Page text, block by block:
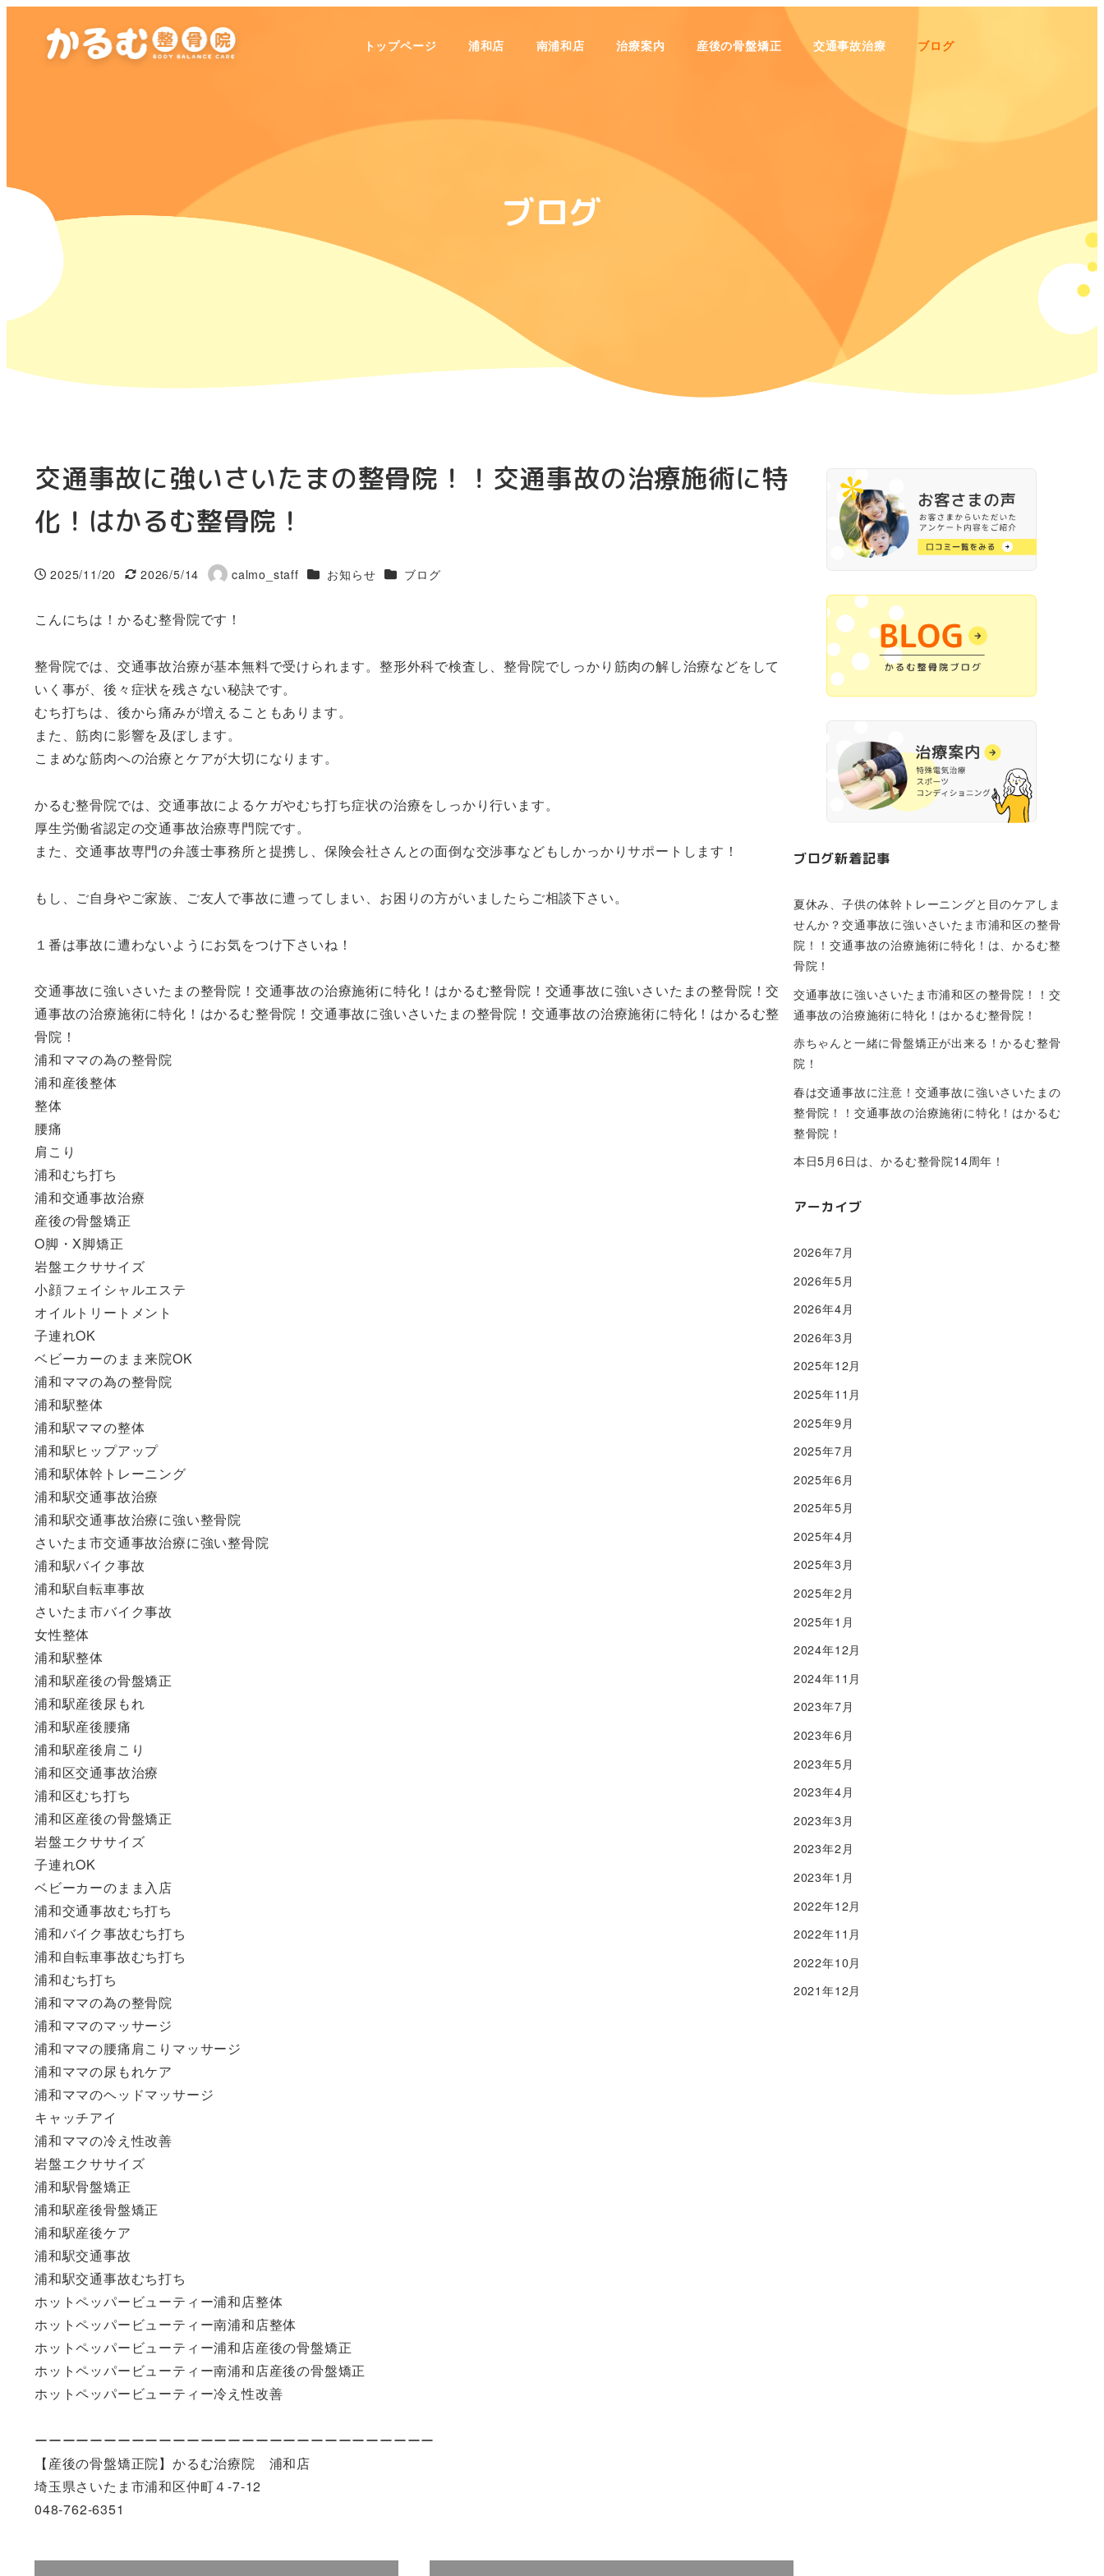
トップページ 浦和店 南浦和店 治療案内 産後の骨盤矯正 交通事故治療 ブログ
ブログ
交通事故に強いさいたまの整骨院！！交通事故の治療施術に特
化！はかるむ整骨院！
投稿日
2025/11/20
更新日
2026/5/14
著
calmo_staff カテゴリー
お知らせ カテゴリー
ブログ
こんにちは！かるむ整骨院です！
整骨院では、交通事故治療が基本無料で受けられます。整形外科で検査し、整骨院でしっかり筋肉の解し治療などをして
いく事が、後々症状を残さない秘訣です。
むち打ちは、後から痛みが増えることもあります。
また、筋肉に影響を及ぼします。
こまめな筋肉への治療とケアが大切になります。
かるむ整骨院では、交通事故によるケガやむち打ち症状の治療をしっかり行います。
厚生労働省認定の交通事故治療専門院です。
また、交通事故専門の弁護士事務所と提携し、保険会社さんとの面倒な交渉事などもしかっかりサポートします！
もし、ご自身やご家族、ご友人で事故に遭ってしまい、お困りの方がいましたらご相談下さい。
１番は事故に遭わないようにお気をつけ下さいね！
交通事故に強いさいたまの整骨院！交通事故の治療施術に特化！はかるむ整骨院！交通事故に強いさいたまの整骨院！交
通事故の治療施術に特化！はかるむ整骨院！交通事故に強いさいたまの整骨院！交通事故の治療施術に特化！はかるむ整
骨院！
浦和ママの為の整骨院
浦和産後整体
整体
腰痛
肩こり
浦和むち打ち
浦和交通事故治療
産後の骨盤矯正
O脚・X脚矯正
岩盤エクササイズ
小顔フェイシャルエステ
オイルトリートメント
子連れOK
ベビーカーのまま来院OK
浦和ママの為の整骨院
浦和駅整体
浦和駅ママの整体
浦和駅ヒップアップ
浦和駅体幹トレーニング
浦和駅交通事故治療
浦和駅交通事故治療に強い整骨院
さいたま市交通事故治療に強い整骨院
浦和駅バイク事故
浦和駅自転車事故
さいたま市バイク事故
女性整体
浦和駅整体
浦和駅産後の骨盤矯正
浦和駅産後尿もれ
浦和駅産後腰痛
浦和駅産後肩こり
浦和区交通事故治療
浦和区むち打ち
浦和区産後の骨盤矯正
岩盤エクササイズ
子連れOK
ベビーカーのまま入店
浦和交通事故むち打ち
浦和バイク事故むち打ち
浦和自転車事故むち打ち
浦和むち打ち
浦和ママの為の整骨院
浦和ママのマッサージ
浦和ママの腰痛肩こりマッサージ
浦和ママの尿もれケア
浦和ママのヘッドマッサージ
キャッチアイ
浦和ママの冷え性改善
岩盤エクササイズ
浦和駅骨盤矯正
浦和駅産後骨盤矯正
浦和駅産後ケア
浦和駅交通事故
浦和駅交通事故むち打ち
ホットペッパービューティー浦和店整体
ホットペッパービューティー南浦和店整体
ホットペッパービューティー浦和店産後の骨盤矯正
ホットペッパービューティー南浦和店産後の骨盤矯正
ホットペッパービューティー冷え性改善
ーーーーーーーーーーーーーーーーーーーーーーーーーーーーー
【産後の骨盤矯正院】かるむ治療院 浦和店
埼玉県さいたま市浦和区仲町４-7-12
048-762-6351
ブログ新着記事
夏休み、子供の体幹トレーニングと目のケアしま
せんか？交通事故に強いさいたま市浦和区の整骨
院！！交通事故の治療施術に特化！は、かるむ整
骨院！
交通事故に強いさいたま市浦和区の整骨院！！交
通事故の治療施術に特化！はかるむ整骨院！
赤ちゃんと一緒に骨盤矯正が出来る！かるむ整骨
院！
春は交通事故に注意！交通事故に強いさいたまの
整骨院！！交通事故の治療施術に特化！はかるむ
整骨院！
本日5月6日は、かるむ整骨院14周年！
アーカイブ
2026年7月
2026年5月
2026年4月
2026年3月
2025年12月
2025年11月
2025年9月
2025年7月
2025年6月
2025年5月
2025年4月
2025年3月
2025年2月
2025年1月
2024年12月
2024年11月
2023年7月
2023年6月
2023年5月
2023年4月
2023年3月
2023年2月
2023年1月
2022年12月
2022年11月
2022年10月
2021年12月